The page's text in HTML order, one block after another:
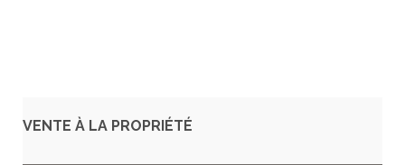
VENTE À LA PROPRIÉTÉ